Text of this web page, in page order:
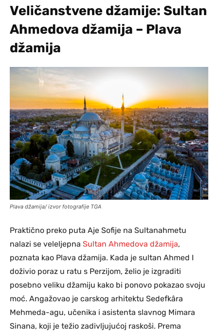
Veličanstvene džamije: Sultan
Ahmedova džamija – Plava
džamija
Plava džamija/ izvor fotografije TGA
Praktično preko puta Aje Sofije na Sultanahmetu
nalazi se veleljepna Sultan Ahmedova džamija,
poznata kao Plava džamija. Kada je sultan Ahmed I
doživio poraz u ratu s Perzijom, želio je izgraditi
posebno veliku džamiju kako bi ponovo pokazao svoju
moć. Angažovao je carskog arhitektu Sedefkâra
Mehmeda-agu, učenika i asistenta slavnog Mimara
Sinana, koji je težio zadivljujućoj raskoši. Prema